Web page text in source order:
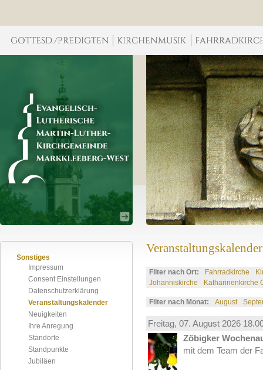
Sonstiges
Impressum
Consent Einstellungen
Datenschutzerklärung
Veranstaltungskalender
Neuigkeiten
Ihre Anregung
Standorte
Standpunkte
Jubiläen
Veranstaltungskalender
Filter nach Ort: Fahrradkirche
Johanniskirche
Katharinenkirche
Filter nach Monat: August
Freitag, 07. August 2026
Zöbigker
mit dem Team der